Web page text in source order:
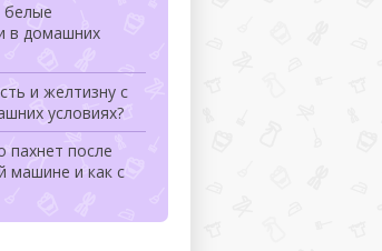
белые
в домашних
и желтизну с
условиях?
пахнет после
машине и как с